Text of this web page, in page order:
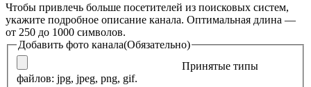
Чтобы привлечь больше посетителей из поисковых систем,
укажите подробное описание канала. Оптимальная длина —
от 250 до 1000 символов.
Добавить фото канала(Обязательно)
Принятые типы
файлов: jpg, jpeg, png, gif.